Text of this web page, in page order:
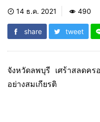
14 ธ.ค. 2021 490
share tweet
จังหวัดลพบุรี เศร้าสลดค
อย่างสมเกียรติ